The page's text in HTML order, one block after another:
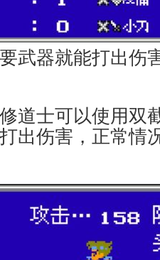
武器就能打出伤
道士可以使用双
出伤害，正常情